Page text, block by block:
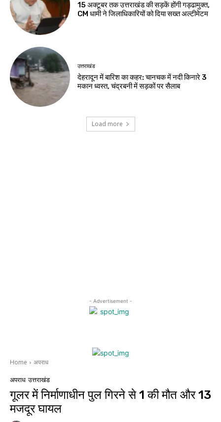
15 अक्टूबर तक उत्तराखंड की सड़कें होंगी गड्ढामुक्त,
CM धामी ने जिलाधिकारियों को दिया सख्त अल्टीमेटम
उत्तराखंड
देहरादून में बारिश का कहर: चानचक में नदी किनारे 3
मकान ध्वस्त, चंद्रबनी में सड़कों पर सैलाब
Load more
- Advertisement -